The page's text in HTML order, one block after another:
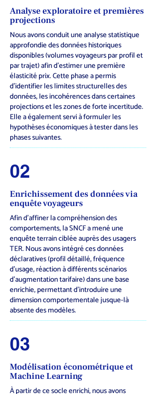
Analyse exploratoire et premières
projections
Nous avons conduit une analyse statistique
approfondie des données historiques
disponibles (volumes voyageurs par profil et
par trajet) afin d’estimer une première
élasticité prix. Cette phase a permis
d’identifier les limites structurelles des
données, les incohérences dans certaines
projections et les zones de forte incertitude.
Elle a également servi à formuler les
hypothèses économiques à tester dans les
phases suivantes.
02
Enrichissement des données via
enquête voyageurs
Afin d’affiner la compréhension des
comportements, la SNCF a mené une
enquête terrain ciblée auprès des usagers
TER. Nous avons intégré ces données
déclaratives (profil détaillé, fréquence
d’usage, réaction à différents scénarios
d’augmentation tarifaire) dans une base
enrichie, permettant d’introduire une
dimension comportementale jusque-là
absente des modèles.
03
Modélisation économétrique et
Machine Learning
À partir de ce socle enrichi, nous avons